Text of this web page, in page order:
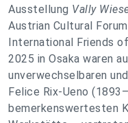
Ausstellung Vally
Austrian Cultural
International Friends
2025 in Osaka waren
unverwechselbaren
Felice Rix-Ueno
bemerkenswertesten